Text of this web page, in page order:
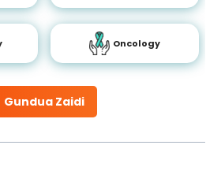
Gundua Zaidi
Oncology